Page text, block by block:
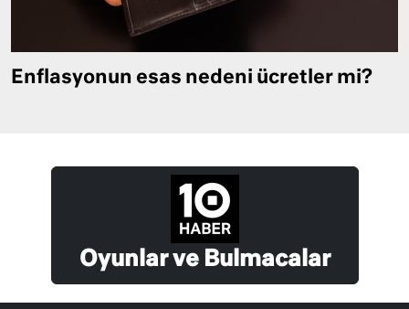
Enflasyonun esas nedeni ücretler mi?
Oyunlar ve Bulmacalar